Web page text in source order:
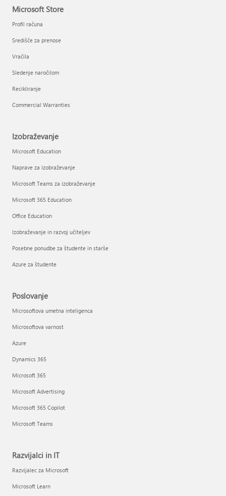
Microsoft Store
Profil računa
Središče za prenose
Vračila
Sledenje naročilom
Recikliranje
Commercial Warranties
Izobraževanje
Microsoft Education
Naprave za izobraževanje
Microsoft Teams za izobraževanje
Microsoft 365 Education
Office Education
Izobraževanje in razvoj učiteljev
Posebne ponudbe za študente in starše
Azure za študente
Poslovanje
Microsoftova umetna inteligenca
Microsoftova varnost
Azure
Dynamics 365
Microsoft 365
Microsoft Advertising
Microsoft 365 Copilot
Microsoft Teams
Razvijalci in IT
Razvijalec za Microsoft
Microsoft Learn